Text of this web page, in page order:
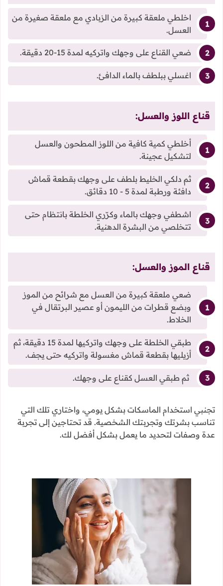
اخلطي ملعقة كبيرة من الزبادي مع ملعقة صغيرة من
العسل.
ضعي القناع على وجهك واتركيه لمدة 15-20 دقيقة.
اغسلي ببلطف بالماء الدافئ.
قناع اللوز والعسل:
أخلطي كمية كافية من اللوز المطحون والعسل
لتشكيل عجينة.
ثم دلكي الخليط بلطف على وجهك بقطعة قماش
دافئة ورطبة لمدة 5 - 10 دقائق.
اشطفي وجهك بالماء وكرّري الخلطة بانتظام حتى
تتخلصي من البشرة الدهنية.
قناع الموز والعسل:
ضعي ملعقة كبيرة من العسل مع شرائح من الموز
وبضع قطرات من الليمون أو عصير البرتقال في
الخلاط.
طبقي الخلطة على وجهك واتركيها لمدة 15 دقيقة، ثم
أزيليها بقطعة قماش مغسولة واتركيه حتى يجف.
ثم طبقي العسل كقناع على وجهك.
تجنبي استخدام الماسكات بشكل يومي، واختاري تلك التي
تناسب بشرتك وتجربتك الشخصية. قد تحتاجين إلى تجربة
عدة وصفات لتحديد ما يعمل بشكل أفضل لك.